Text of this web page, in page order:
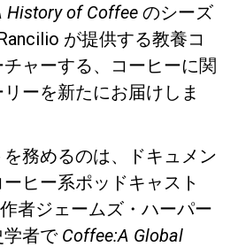
History of Coffee のシーズ
が提供する教養コ
ャーする、コーヒーに関
ーを新たにお届けしま
務めるのは、ドキュメン
ヒー系ポッドキャスト
者ジェームズ・ハーパー
者でCoffee:A Global
ティ